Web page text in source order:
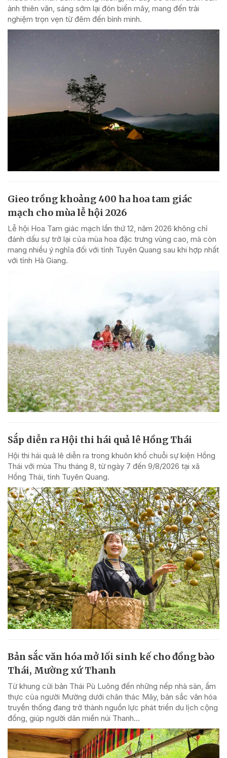
ảnh thiên văn, sáng sớm lại đón biển mây, mang đến trải
nghiệm trọn vẹn từ đêm đến bình minh.
Gieo trồng khoảng 400 ha hoa tam giác
mạch cho mùa lễ hội 2026
Lễ hội Hoa Tam giác mạch lần thứ 12, năm 2026 không chỉ
đánh dấu sự trở lại của mùa hoa đặc trưng vùng cao, mà còn
mang nhiều ý nghĩa đối với tỉnh Tuyên Quang sau khi hợp nhất
với tỉnh Hà Giang.
Sắp diễn ra Hội thi hái quả lê Hồng Thái
Hội thi hái quả lê diễn ra trong khuôn khổ chuỗi sự kiện Hồng
Thái với mùa Thu tháng 8, từ ngày 7 đến 9/8/2026 tại xã
Hồng Thái, tỉnh Tuyên Quang.
Bản sắc văn hóa mở lối sinh kế cho đồng bào
Thái, Mường xứ Thanh
Từ khung cửi bản Thái Pù Luông đến những nếp nhà sàn, ẩm
thực của người Mường dưới chân thác Mây, bản sắc văn hóa
truyền thống đang trở thành nguồn lực phát triển du lịch cộng
đồng, giúp người dân miền núi Thanh...